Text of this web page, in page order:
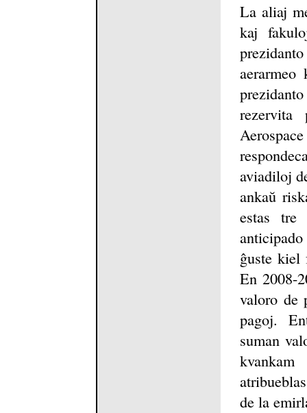
La aliaj
kaj
aviadiloj
ankaŭ
estas
ĝuste kiel
En 2008-
valoro de
pagoj.
suman
de la